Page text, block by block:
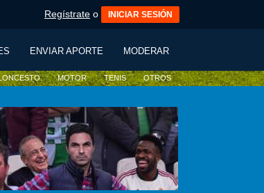
Regístrate o INICIAR SESIÓN
ENVIAR APORTE MODERAR
MOTOR TENIS OTROS